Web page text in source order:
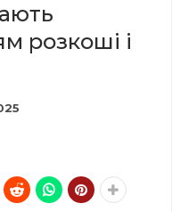
розкоші і